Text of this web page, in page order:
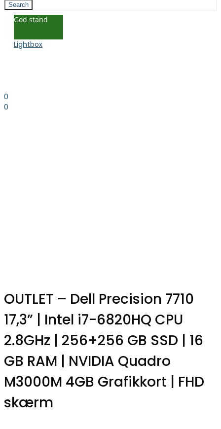
0
0
Search
God stand
Lightbox
OUTLET – Dell Precision 7710
17,3” | Intel i7-6820HQ CPU
2.8GHz | 256+256 GB SSD | 16
GB RAM | NVIDIA Quadro
M3000M 4GB Grafikkort | FHD
skærm